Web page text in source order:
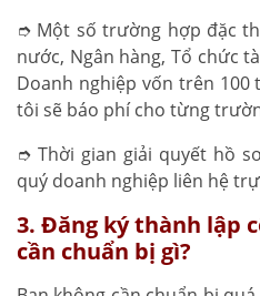
➮ Một số trường hợp đặc
nước, Ngân hàng, Tổ chức
Doanh nghiệp vốn trên 100
tôi sẽ báo phí cho từng
➮ Thời gian giải quyết hồ
quý doanh nghiệp liên hệ
3. Đăng ký thành lập
cần chuẩn bị gì?